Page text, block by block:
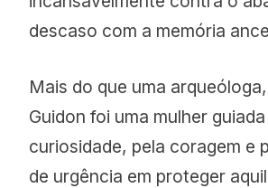
descaso com a memória
Mais do que uma
Guidon foi uma mulher
curiosidade, pela coragem e
de urgência em proteger